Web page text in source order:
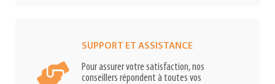
SUPPORT ET ASSISTANCE
Pour assurer votre satisfaction, nos
conseillers répondent à toutes vos